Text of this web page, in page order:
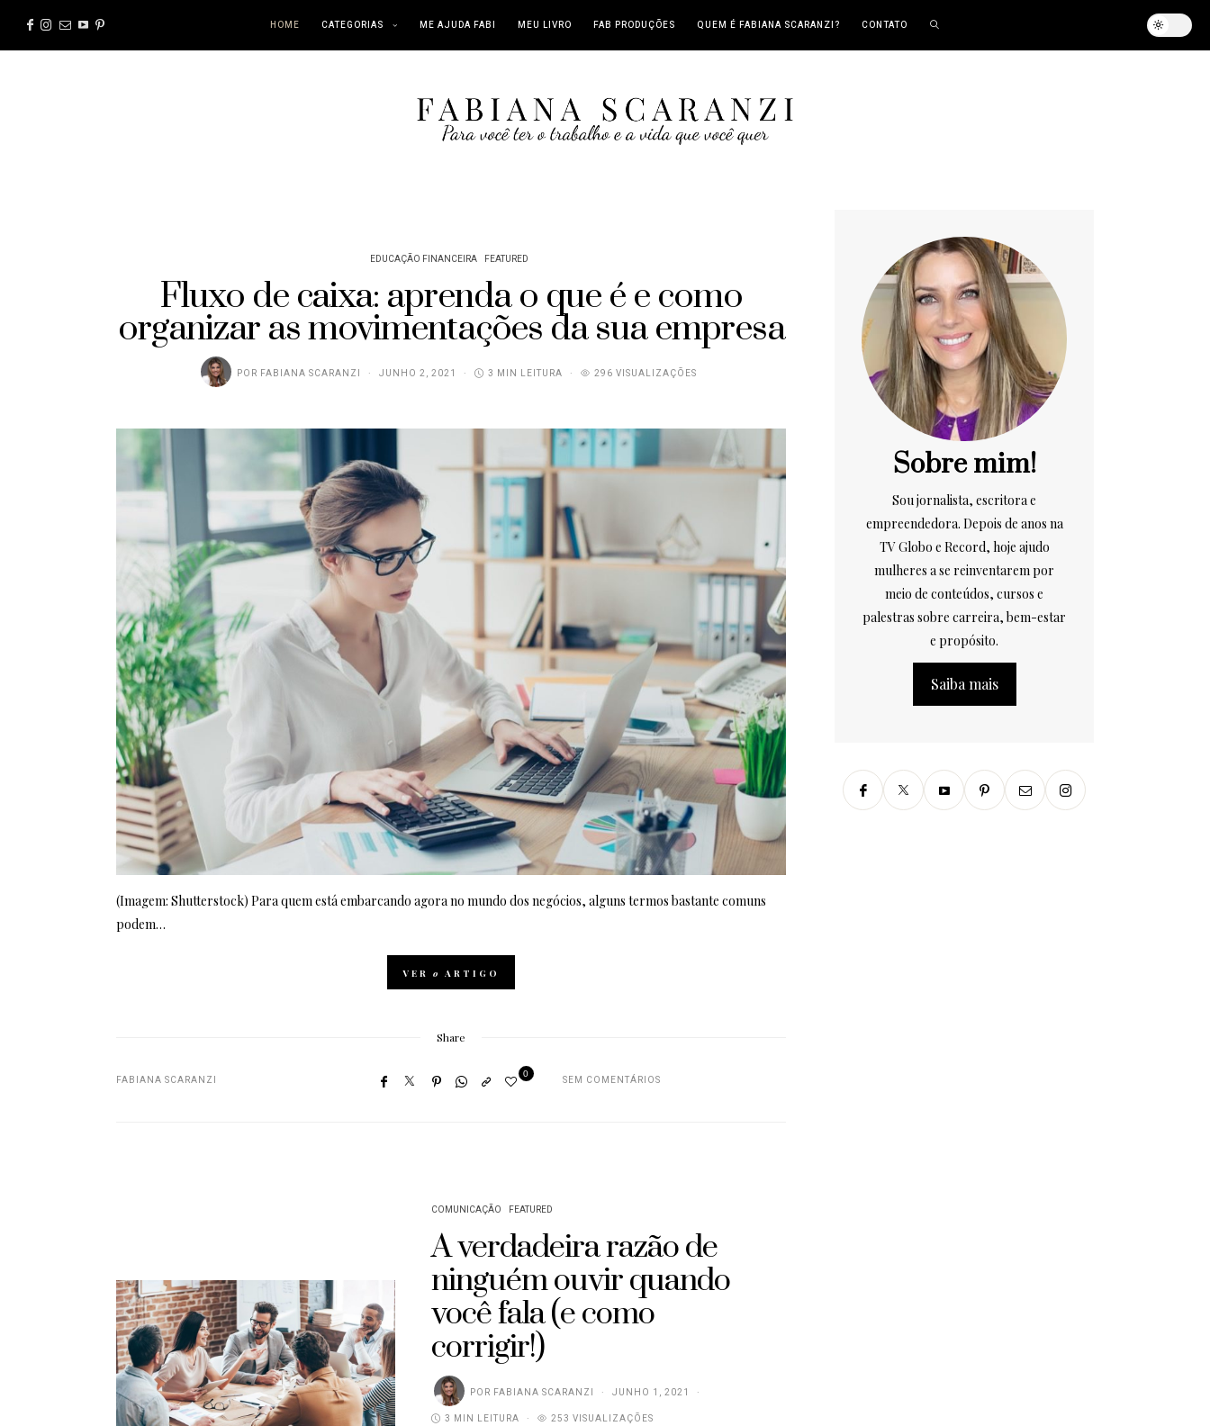
HOME CATEGORIAS ME AJUDA FABI MEU LIVRO FAB PRODUÇÕES QUEM É FABIANA SCARANZI? CONTATO
EDUCAÇÃO FINANCEIRA FEATURED
Fluxo de caixa: aprenda o que é e como
organizar as movimentações da sua empresa
POR FABIANA SCARANZI JUNHO 2, 2021 3 MIN LEITURA 296 VISUALIZAÇÕES
(Imagem: Shutterstock) Para quem está embarcando agora no mundo dos negócios, alguns termos bastante comuns
podem…
VER o ARTIGO
Share
FABIANA SCARANZI
0
SEM COMENTÁRIOS
COMUNICAÇÃO FEATURED
A verdadeira razão de
ninguém ouvir quando
você fala (e como
corrigir!)
POR FABIANA SCARANZI JUNHO 1, 2021
3 MIN LEITURA 253 VISUALIZAÇÕES
Sobre mim!
Sou jornalista, escritora e
empreendedora. Depois de anos na
TV Globo e Record, hoje ajudo
mulheres a se reinventarem por
meio de conteúdos, cursos e
palestras sobre carreira, bem-estar
e propósito.
Saiba mais